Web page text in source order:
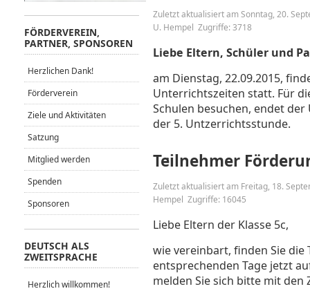
Zuletzt aktualisiert am Sonntag, 20.
U. Hempel Zugriffe: 3718
Liebe Eltern, Schüler und
am Dienstag, 22.09.2015,
Unterrichtszeiten statt. Für
Schulen besuchen, endet
der 5. Untzerrichtsstunde.
Teilnehmer
Zuletzt aktualisiert am Freitag, 18.
Hempel Zugriffe: 16045
Liebe Eltern der Klasse 5c,
wie vereinbart, finden Sie
entsprechenden Tage jetzt
melden Sie sich bitte mit
FÖRDERVEREIN,
PARTNER, SPONSOREN
Herzlichen Dank!
Förderverein
Ziele und Aktivitäten
Satzung
Mitglied werden
Spenden
Sponsoren
DEUTSCH ALS
ZWEITSPRACHE
Herzlich willkommen!